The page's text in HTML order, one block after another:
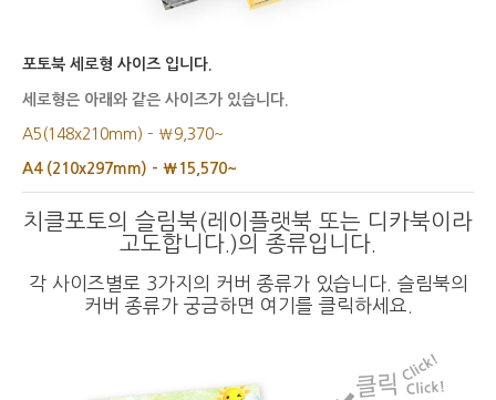
포토북 세로형 사이즈 입니다.
세로형은 아래와 같은 사이즈가 있습니다.
A5(148x210mm) – ₩9,370~
A4 (210x297mm) – ₩15,570~
치클포토의 슬림북(레이플랫북 또는 디카북이라
고도합니다.)의 종류입니다.
각 사이즈별로 3가지의 커버 종류가 있습니다. 슬림북의
커버 종류가 궁금하면 여기를 클릭하세요.